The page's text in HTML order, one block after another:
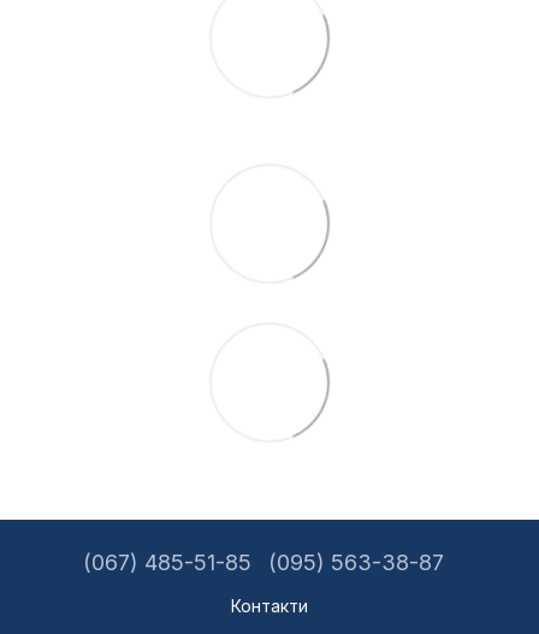
(067) 485-51-85 (095) 563-38-87
Контакти